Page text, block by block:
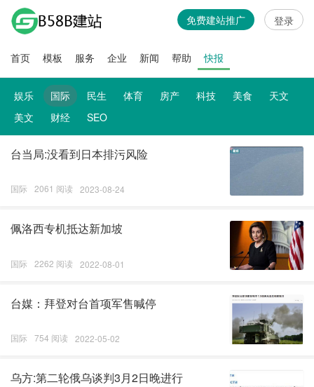
首页 模板 服务 企业 新闻 帮助 快报
免费建站推广 登录
娱乐 国际 民生 体育 房产 科技 美食
天文
美文
财经 SEO
台当局:没看到日本排污风险
国际 2061 阅读 2023-08-24
佩洛西专机抵达新加坡
国际 2262 阅读 2022-08-01
台媒：拜登对台首项军售喊停
国际 754 阅读 2022-05-02
乌方:第二轮俄乌谈判3月2日晚进行